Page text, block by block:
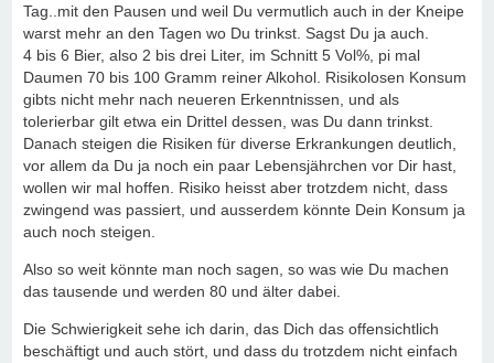
Tag..mit den Pausen und weil Du vermutlich auch in der Kneipe
warst mehr an den Tagen wo Du trinkst. Sagst Du ja auch.
4 bis 6 Bier, also 2 bis drei Liter, im Schnitt 5 Vol%, pi mal
Daumen 70 bis 100 Gramm reiner Alkohol. Risikolosen Konsum
gibts nicht mehr nach neueren Erkenntnissen, und als
tolerierbar gilt etwa ein Drittel dessen, was Du dann trinkst.
Danach steigen die Risiken für diverse Erkrankungen deutlich,
vor allem da Du ja noch ein paar Lebensjährchen vor Dir hast,
wollen wir mal hoffen. Risiko heisst aber trotzdem nicht, dass
zwingend was passiert, und ausserdem könnte Dein Konsum ja
auch noch steigen.
Also so weit könnte man noch sagen, so was wie Du machen
das tausende und werden 80 und älter dabei.
Die Schwierigkeit sehe ich darin, das Dich das offensichtlich
beschäftigt und auch stört, und dass du trotzdem nicht einfach